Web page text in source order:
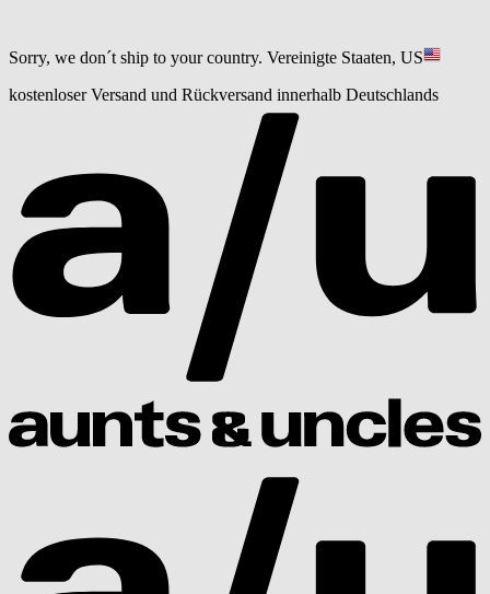
Sorry, we don´t ship to your country. Vereinigte Staaten, US
kostenloser Versand und Rückversand innerhalb Deutschlands